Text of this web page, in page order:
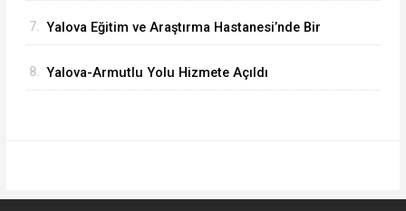
7. Yalova Eğitim ve Araştırma Hastanesi’nde Bir
8. Yalova-Armutlu Yolu Hizmete Açıldı